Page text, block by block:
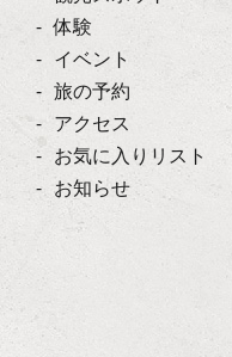
体験
イベント
旅の予約
アクセス
お気に入りリスト
お知らせ